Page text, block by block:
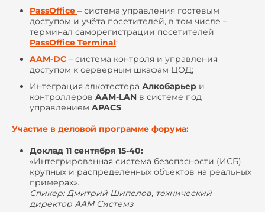
PassOffice – система управления гостевым
доступом и учёта посетителей, в том числе –
терминал саморегистрации посетителей
PassOffice Terminal;
AAM-DC – система контроля и управления
доступом к серверным шкафам ЦОД;
Интеграция алкотестера Алкобарьер и
контроллеров AAM-LAN в системе под
управлением APACS.
Участие в деловой программе форума:
Доклад 11 сентября 15-40:
«Интегрированная система безопасности (ИСБ)
крупных и распределённых объектов на реальных
примерах».
Спикер: Дмитрий Шипелов, технический
директор ААМ Системз